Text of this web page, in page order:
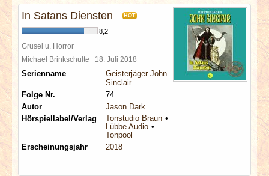
SPECIALS
REDAKTION
LINKS
ARCHIV
In Satans Diensten HOT
8,2
Grusel u. Horror
Michael Brinkschulte 18. Juli 2018
Serienname
Geisterjäger John
Sinclair
Folge Nr.
74
Autor
Jason Dark
Hörspiellabel/Verlag
Tonstudio Braun
Lübbe Audio
Tonpool
Erscheinungsjahr
2018